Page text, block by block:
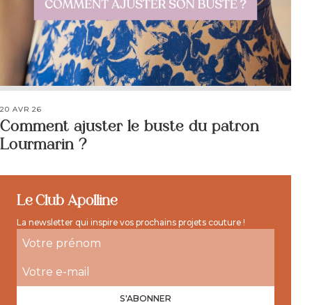
20 AVR 26
Comment ajuster le buste du patron
Lourmarin ?
Le Club Apolline
La newsletter qui inspire vos prochains projets couture !
S'ABONNER